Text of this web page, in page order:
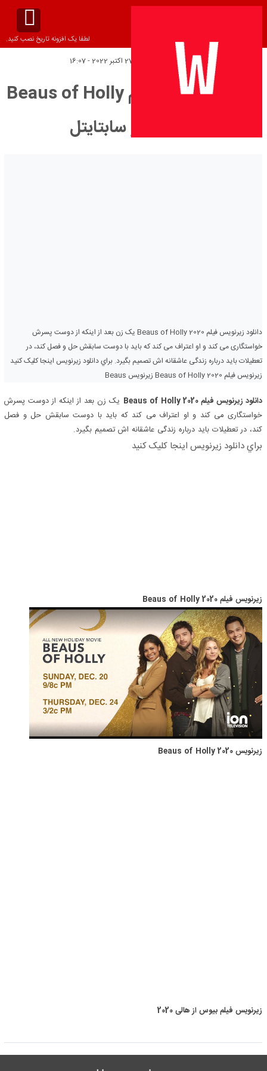
لطفا یک افزونه تاریخ نصب کنید.
تاریخ انتشار:
دانلود زیرنویس فیلم Beaus of Holly
دانلود زیرنویس فیلم Beaus of Holly 2020 یک زن بعد از اینکه از دوست پسرش
خواستگاری می کند و او اعتراف می کند که باید با دوست سابقش حل و فصل کند، در
تعطیلات باید درباره زندگی عاشقانه اش تصمیم بگیرد. براي دانلود زيرنويس اينجا کليک کنيد
زیرنویس فیلم Beaus of Holly 2020 زیرنویس Beaus
دانلود زیرنویس فیلم Beaus of Holly 2020
یک زن بعد از اینکه از دوست پسرش
خواستگاری می کند و او اعتراف می کند که باید با دوست سابقش حل و فصل
کند، در تعطیلات باید درباره زندگی عاشقانه اش تصمیم بگیرد.
براي دانلود زيرنويس اينجا کليک کنيد
زیرنویس فیلم Beaus of Holly 2020
زیرنویس Beaus of Holly 2020
زیرنویس فیلم بیوس از هالی 2020